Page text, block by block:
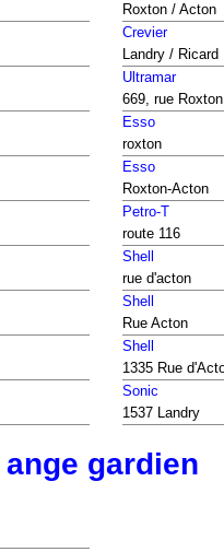
Roxton / Acton
Crevier
Landry / Ricard
Ultramar
669, rue Roxton
Esso
roxton
Esso
Roxton-Acton
Petro-T
route 116
Shell
rue d'acton
Shell
Rue Acton
Shell
1335 Rue
Sonic
1537 Landry
ange gardien